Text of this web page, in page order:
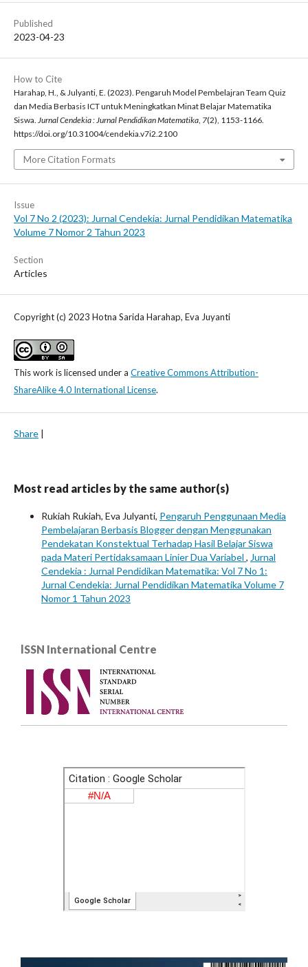
Published
2023-04-23
How to Cite
Harahap, H., & Julyanti, E. (2023). Pengaruh Model Pembelajran Team Quiz
dan Media Berbasis ICT untuk Meningkatkan Minat Belajar Matematika
Siswa. Jurnal Cendekia : Jurnal Pendidikan Matematika, 7(2), 1153-1166.
https://doi.org/10.31004/cendekia.v7i2.2100
More Citation Formats
Issue
Vol 7 No 2 (2023): Jurnal Cendekia: Jurnal Pendidikan Matematika
Volume 7 Nomor 2 Tahun 2023
Section
Articles
Copyright (c) 2023 Hotna Sarida Harahap, Eva Juyanti
This work is licensed under a Creative Commons Attribution-
ShareAlike 4.0 International License.
Share |
Most read articles by the same author(s)
Rukiah Rukiah, Eva Julyanti, Pengaruh Penggunaan Media
Pembelajaran Berbasis Blogger dengan Menggunakan
Pendekatan Konstektual Terhadap Hasil Belajar Siswa
pada Materi Pertidaksamaan Linier Dua Variabel , Jurnal
Cendekia : Jurnal Pendidikan Matematika: Vol 7 No 1:
Jurnal Cendekia: Jurnal Pendidikan Matematika Volume 7
Nomor 1 Tahun 2023
lSSN International Centre